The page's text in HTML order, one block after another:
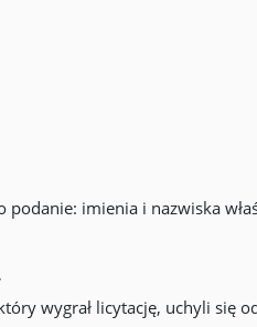
imienia i nazwiska
wygrał licytację, uchyli się